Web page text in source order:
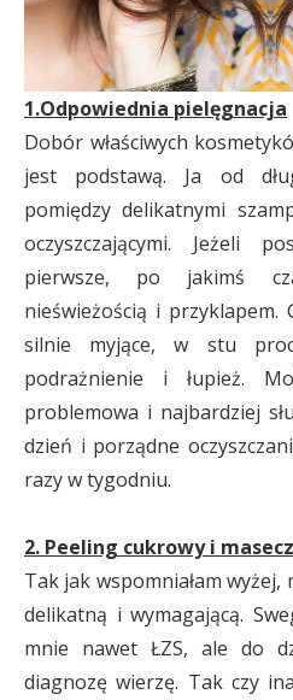
1.Odpowiednia pielęgnacja
Dobór właściwych
jest podstawą. Ja od
pomiędzy delikatnymi
oczyszczającymi. Jeżeli
pierwsze, po jakimś
nieświeżością i przyklapem.
silnie myjące, w stu
podrażnienie i łupież.
problemowa i najbardziej
dzień i porządne
razy w tygodniu.
2. Peeling cukrowy i
Tak jak wspomniałam wyżej,
delikatną i wymagającą.
mnie nawet ŁZS, ale do
diagnozę wierzę. Tak czy